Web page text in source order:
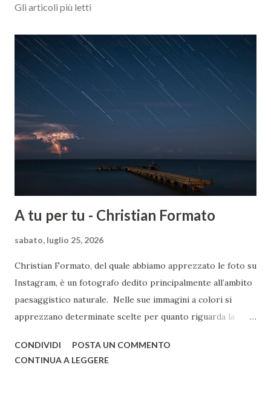
Gli articoli più letti
A tu per tu - Christian Formato
sabato, luglio 25, 2026
Christian Formato, del quale abbiamo apprezzato le foto su
Instagram, è un fotografo dedito principalmente all’ambito
paesaggistico naturale. Nelle sue immagini a colori si
apprezzano determinate scelte per quanto riguarda la
freddi. Non mancano scatti in cui il paesaggio si combina
CONDIVIDI
POSTA UN COMMENTO
CONTINUA A LEGGERE